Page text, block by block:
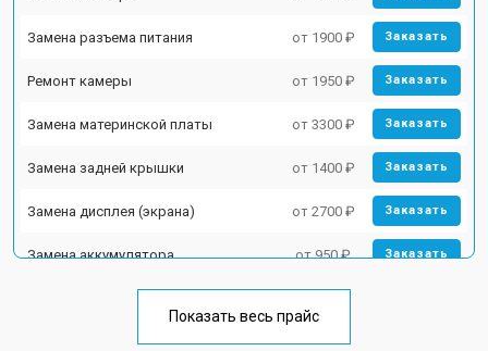
Замена разъема питания от 1900 ₽ Заказать
Ремонт камеры от 1950 ₽ Заказать
Замена материнской платы от 3300 ₽ Заказать
Замена задней крышки от 1400 ₽ Заказать
Замена дисплея (экрана) от 2700 ₽ Заказать
Замена аккумулятора от 950 ₽ Заказать
Ремонт цепи питания от 3200 ₽
Показать весь прайс